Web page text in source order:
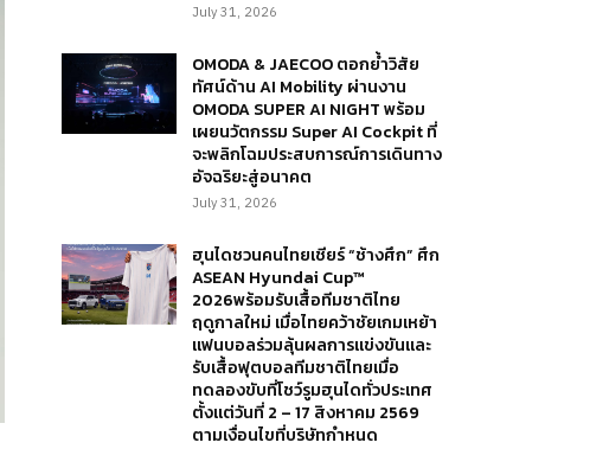
July 31, 2026
OMODA & JAECOO ตอกย้ำวิสัย
ทัศน์ด้าน AI Mobility ผ่านงาน
OMODA SUPER AI NIGHT พร้อม
เผยนวัตกรรม Super AI Cockpit ที่
จะพลิกโฉมประสบการณ์การเดินทาง
อัจฉริยะสู่อนาคต
July 31, 2026
ฮุนไดชวนคนไทยเชียร์ “ช้างศึก” ศึก
ASEAN Hyundai Cup™
2026พร้อมรับเสื้อทีมชาติไทย
ฤดูกาลใหม่ เมื่อไทยคว้าชัยเกมเหย้า
แฟนบอลร่วมลุ้นผลการแข่งขันและ
รับเสื้อฟุตบอลทีมชาติไทยเมื่อ
ทดลองขับที่โชว์รูมฮุนไดทั่วประเทศ
ตั้งแต่วันที่ 2 – 17 สิงหาคม 2569
ตามเงื่อนไขที่บริษัทกำหนด